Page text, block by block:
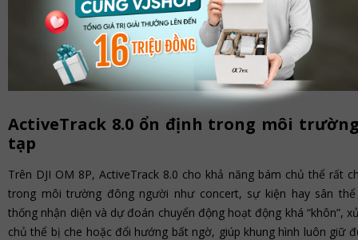
ActiveTrack 8.0 ổn định trong môi
tạp
Trên DJI OM 8P, ActiveTrack 8.0 cho khả năng bám chủ thể rất
trong môi trường đông người như concert, sự kiện hay sân
thống nhận diện và dự đoán chuyển động hoạt động khá “khôn”,
chủ thể bị che hoặc đổi hướng bất ngờ, giúp khung hình luôn giữ